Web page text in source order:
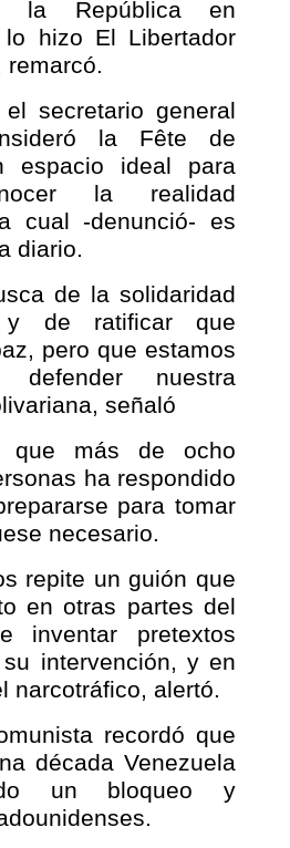
la República en
hizo El Libertador
remarcó.
secretario general
la Fête de
espacio ideal para
la realidad
cual -denunció- es
diario.
de la solidaridad
y de ratificar que
pero que estamos
defender nuestra
señaló
que más de ocho
ha respondido
para tomar
necesario.
repite un guión que
en otras partes del
inventar pretextos
intervención, y en
narcotráfico, alertó.
recordó que
década Venezuela
un bloqueo y